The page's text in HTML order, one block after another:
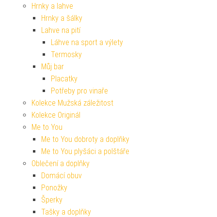
Hrnky a lahve
Hrnky a šálky
Lahve na pití
Láhve na sport a výlety
Termosky
Můj bar
Placatky
Potřeby pro vinaře
Kolekce Mužská záležitost
Kolekce Originál
Me to You
Me to You dobroty a doplňky
Me to You plyšáci a polštáře
Oblečení a doplňky
Domácí obuv
Ponožky
Šperky
Tašky a doplňky